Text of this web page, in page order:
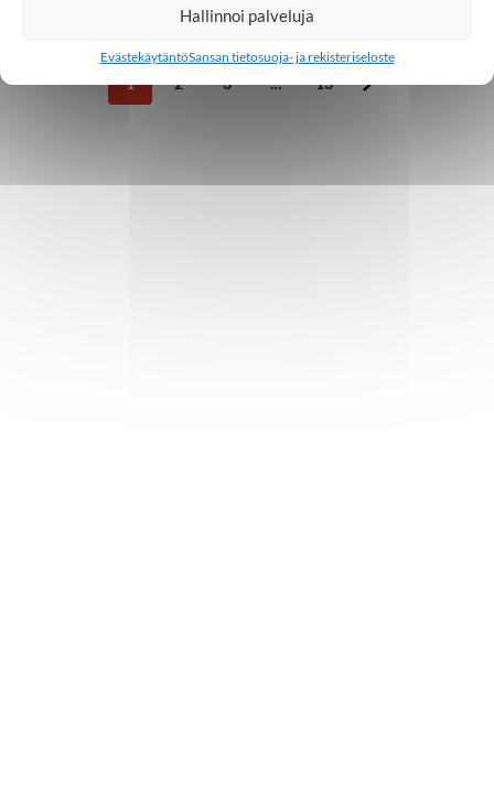
Hallinnoi palveluja
EvästekäytäntöSansan tietosuoja- ja rekisteriseloste
1 2 3 … 13